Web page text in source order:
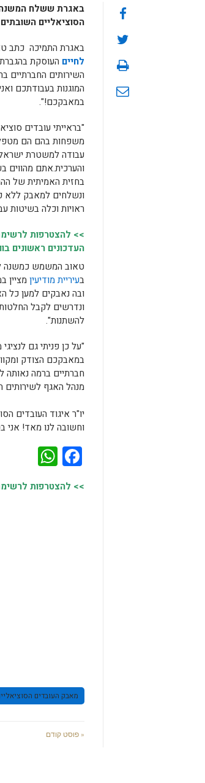
באגרת ששלח המשנה
הסוציאליים
באגרת התמיכה כתב
לחיים העוסקת
השירותים החברתיים
המוגנות בעבודתכם
במאבקכם!".
"בראייתי עובדים
משפחות בהם הם
עבודה למשטרת ישראל
והערכית.אתם מהווים
בחזית האמיתית של
ונשלחים למאבק ללא
ראויות וכלה בשיטות
>> להצטרפות
העדכונים ראשונים
טאוב המשמש כמשנה
בעיריית מודיעין מציין
ובה נאבקים למען כל
ונדרשים לקבל
להשתנות".
"על כן פניתי גם
במאבקכם הצודק
חברתיים ברמה נאותה
מנהל האגף לשירותים
יו"ר איגוד העובדים
וחשובה לנו מאד! אני
>> להצטרפות
מאבק העובדים
« פוסט קודם